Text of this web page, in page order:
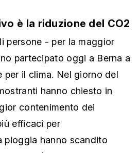
è la riduzione del CO2
persone - per la maggior
partecipato oggi a Berna a
per il clima. Nel giorno del
hanno chiesto in
contenimento dei
efficaci per
pioggia hanno scandito